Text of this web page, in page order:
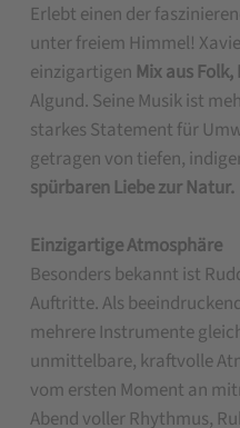
Erlebt einen der
unter freiem Himmel!
einzigartigen Mix aus
Algund. Seine Musik ist
starkes Statement für
getragen von tiefen,
spürbaren Liebe zur Natur.
Einzigartige Atmosphäre
Besonders bekannt ist
Auftritte. Als
mehrere Instrumente
unmittelbare, kraftvolle
vom ersten Moment an
Abend voller Rhythmus,